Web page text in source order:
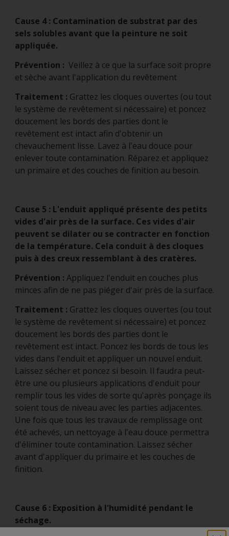
Cause 4 : Contamination de substrat par des
sels solubles avant que la peinture ne soit
appliquée.
Prévention : Veillez à ce que la surface soit propre
et sèche avant l'application du revêtement
Traitement : Grattez les cloques ouvertes (ou tout
le système de revêtement si nécessaire) et poncez
doucement les bords des parties dont le
revêtement est intact afin d'obtenir un
chevauchement lisse. Lavez à l'eau douce pour
enlever toute contamination. Réparez et appliquez
un primaire et des couches de finition au besoin.
Cause 5 : L'enduit appliqué présente des petits
vides d'air près de la surface. Ces vides d'air
peuvent se dilater ou se contracter en fonction
de la température. Cela conduit à des cloques
puis à des creux ressemblant à des cratères.
Prévention : Appliquez l'enduit en couches plus
minces afin de ne pas piéger d'air près de la surface.
Traitement : Grattez les cloques ouvertes (ou tout
le système de revêtement si nécessaire) et poncez
doucement les bords des parties dont le
revêtement est intact. Poncez les bords de tous les
vides dans l'enduit et appliquer un nouvel enduit.
Laissez sécher et poncez si besoin. Il faudra peut-
être une ou plusieurs applications d'enduit pour
remplir tous les vides de sorte qu'après ponçage ils
soient tous de niveau avec les parties adjacentes.
Une fois que tous les travaux de remplissage ont
été achevés, un nettoyage à l'eau douce permettra
d'éliminer toute contamination. Laissez sécher
avant d'appliquer du primaire et les couches de
finition.
Cause 6 : Exposition à l'humidité pendant le
séchage.